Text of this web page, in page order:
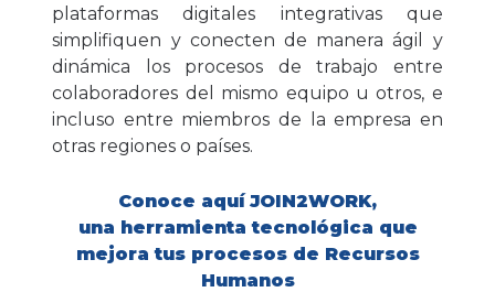
plataformas digitales integrativas que
simplifiquen y conecten de manera ágil y
dinámica los procesos de trabajo entre
colaboradores del mismo equipo u otros, e
incluso entre miembros de la empresa en
otras regiones o países.
Conoce aquí JOIN2WORK,
una herramienta tecnológica que
mejora tus procesos de Recursos
Humanos